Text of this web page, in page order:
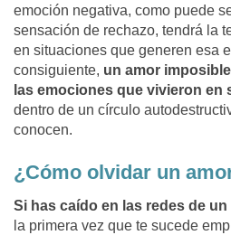
emoción negativa, como puede
sensación de rechazo, tendrá la
en situaciones que generen esa
consiguiente, un amor
las emociones que vivieron en
dentro de un círculo
conocen.
¿Cómo olvidar un
Si has caído en las redes de
la primera vez que te sucede